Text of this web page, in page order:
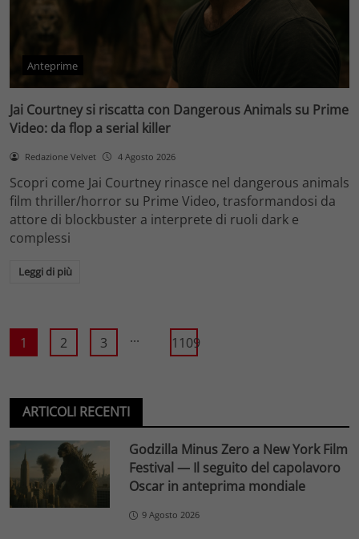
Anteprime
Jai Courtney si riscatta con Dangerous Animals su Prime
Video: da flop a serial killer
Redazione Velvet 4 Agosto 2026
Scopri come Jai Courtney rinasce nel dangerous animals
film thriller/horror su Prime Video, trasformandosi da
attore di blockbuster a interprete di ruoli dark e
complessi
Leggi di più
1 2 3 ... 1109
ARTICOLI RECENTI
Godzilla Minus Zero a New York Film
Festival — Il seguito del capolavoro
Oscar in anteprima mondiale
9 Agosto 2026